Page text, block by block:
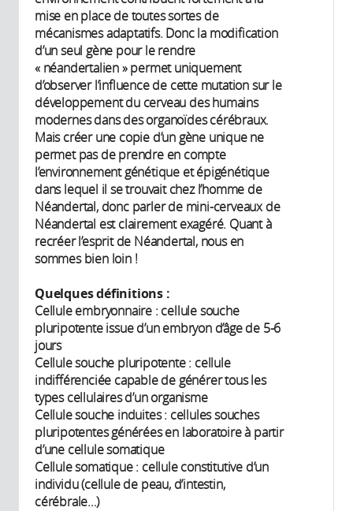
mise en place de toutes sortes de
mécanismes adaptatifs. Donc la modification
d’un seul gène pour le rendre
« néandertalien » permet uniquement
d’observer l’influence de cette mutation sur le
développement du cerveau des humains
modernes dans des organoïdes cérébraux.
Mais créer une copie d’un gène unique ne
permet pas de prendre en compte
l’environnement génétique et épigénétique
dans lequel il se trouvait chez l’homme de
Néandertal, donc parler de mini-cerveaux de
Néandertal est clairement exagéré. Quant à
recréer l’esprit de Néandertal, nous en
sommes bien loin !
Quelques définitions :
Cellule embryonnaire : cellule souche
pluripotente issue d’un embryon d’âge de 5-6
jours
Cellule souche pluripotente : cellule
indifférenciée capable de générer tous les
types cellulaires d’un organisme
Cellule souche induites : cellules souches
pluripotentes générées en laboratoire à partir
d’une cellule somatique
Cellule somatique : cellule constitutive d’un
individu (cellule de peau, d’intestin,
cérébrale…)